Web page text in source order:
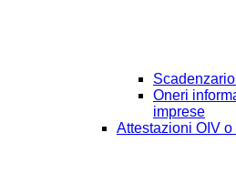
Oneri
imprese
Attestazioni OIV